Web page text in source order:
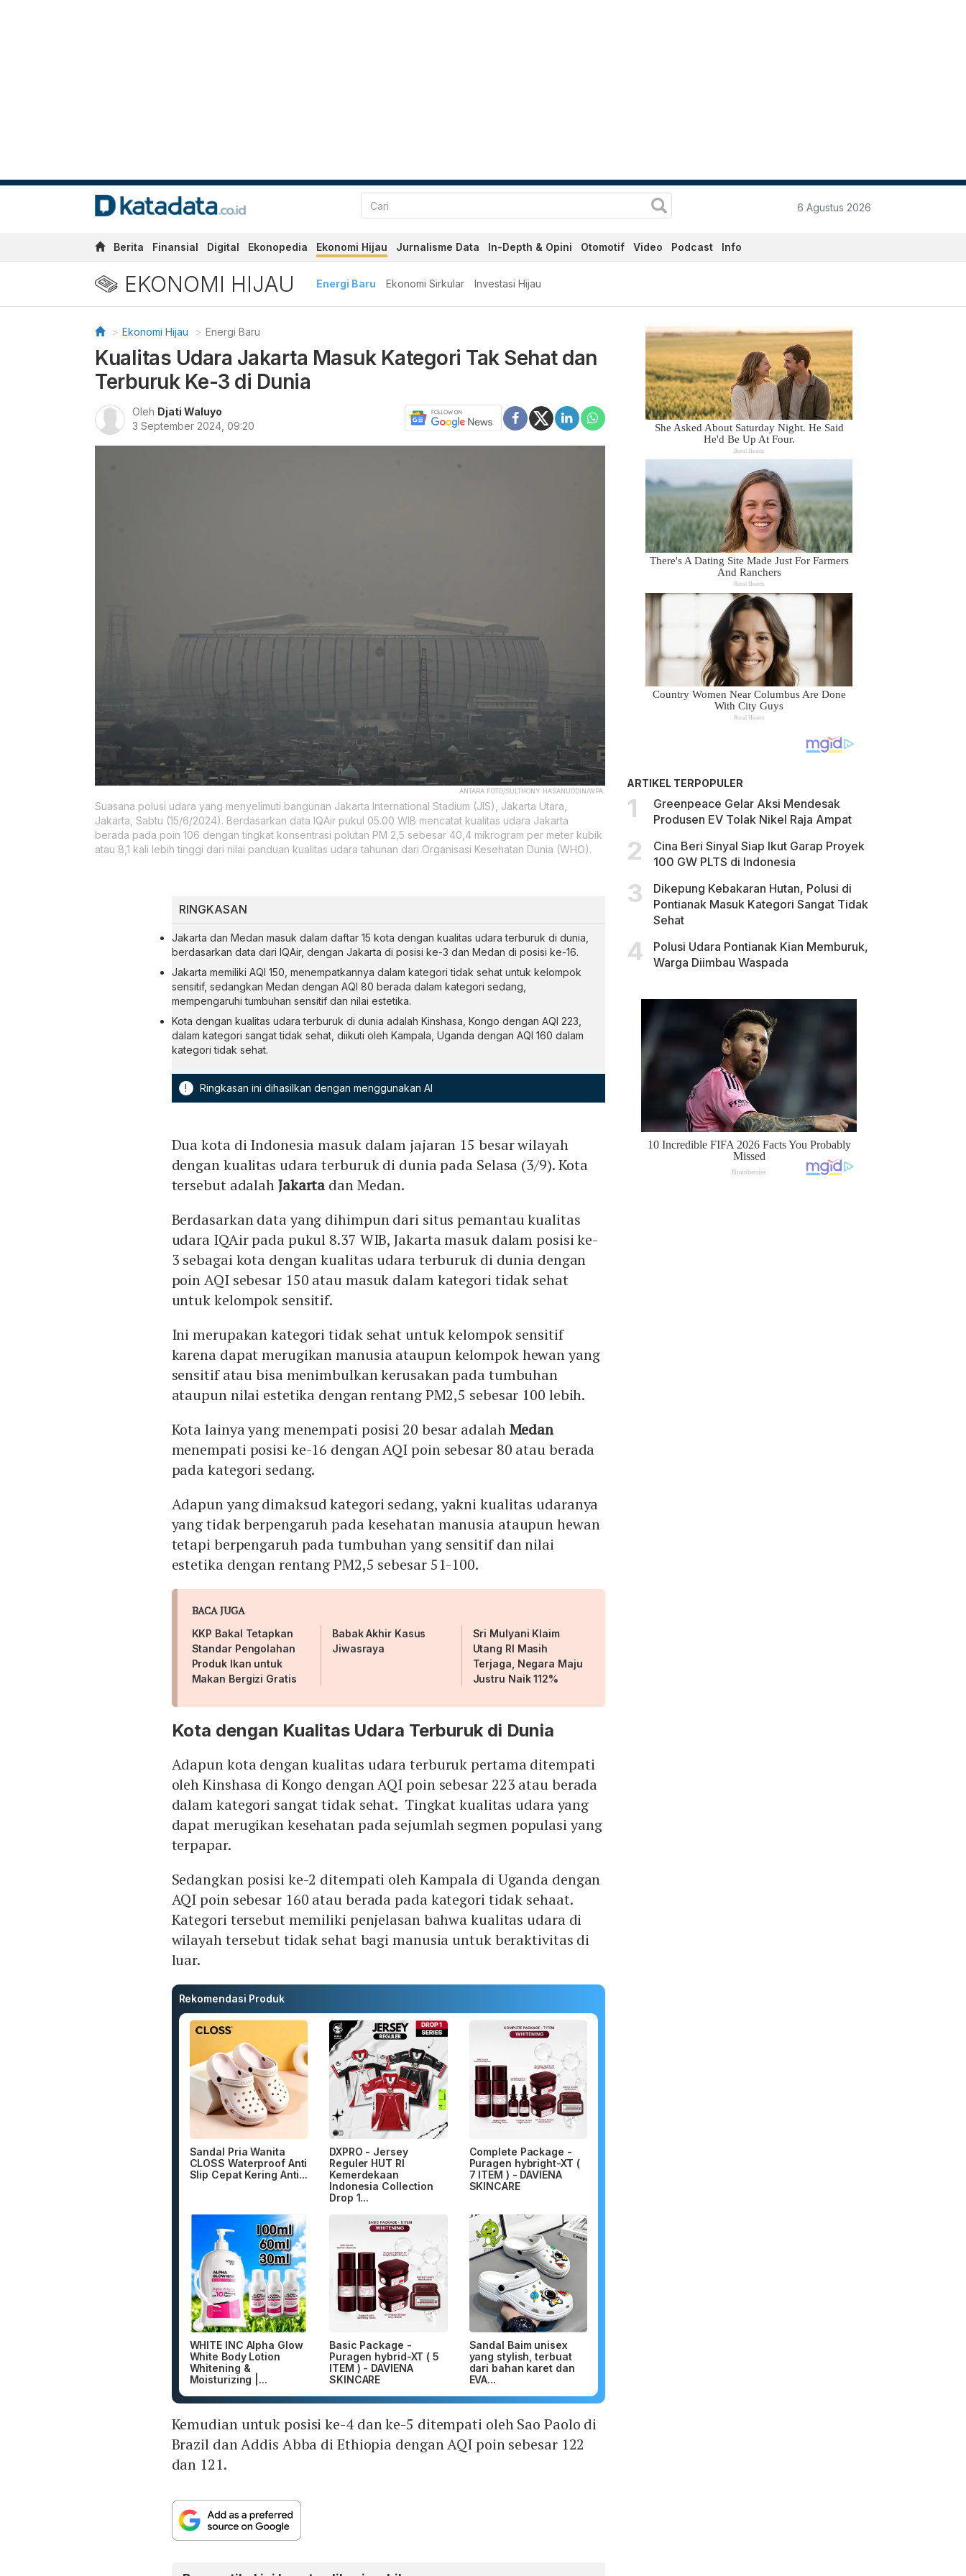
6 Agustus 2026
Berita Finansial Digital Ekonopedia Ekonomi Hijau Jurnalisme Data In-Depth & Opini Otomotif Video Podcast Info
EKONOMI HIJAU Energi Baru Ekonomi Sirkular Investasi Hijau
Ekonomi Hijau Energi Baru
Kualitas Udara Jakarta Masuk Kategori Tak Sehat dan
Terburuk Ke-3 di Dunia
Oleh Djati Waluyo
3 September 2024, 09:20
ANTARA FOTO/SULTHONY HASANUDDIN/WPA.
Suasana polusi udara yang menyelimuti bangunan Jakarta International Stadium (JIS), Jakarta Utara,
Jakarta, Sabtu (15/6/2024). Berdasarkan data IQAir pukul 05.00 WIB mencatat kualitas udara Jakarta
berada pada poin 106 dengan tingkat konsentrasi polutan PM 2,5 sebesar 40,4 mikrogram per meter kubik
atau 8,1 kali lebih tinggi dari nilai panduan kualitas udara tahunan dari Organisasi Kesehatan Dunia (WHO).
RINGKASAN
Jakarta dan Medan masuk dalam daftar 15 kota dengan kualitas udara terburuk di dunia,
berdasarkan data dari IQAir, dengan Jakarta di posisi ke-3 dan Medan di posisi ke-16.
Jakarta memiliki AQI 150, menempatkannya dalam kategori tidak sehat untuk kelompok
sensitif, sedangkan Medan dengan AQI 80 berada dalam kategori sedang,
mempengaruhi tumbuhan sensitif dan nilai estetika.
Kota dengan kualitas udara terburuk di dunia adalah Kinshasa, Kongo dengan AQI 223,
dalam kategori sangat tidak sehat, diikuti oleh Kampala, Uganda dengan AQI 160 dalam
kategori tidak sehat.
! Ringkasan ini dihasilkan dengan menggunakan AI
Dua kota di Indonesia masuk dalam jajaran 15 besar wilayah
dengan kualitas udara terburuk di dunia pada Selasa (3/9). Kota
tersebut adalahJakarta dan Medan.
Berdasarkan data yang dihimpun dari situs pemantau kualitas
udara IQAir pada pukul 8.37 WIB, Jakarta masuk dalam posisi ke-
3 sebagai kota dengan kualitas udara terburuk di dunia dengan
poin AQI sebesar 150 atau masuk dalam kategori tidak sehat
untuk kelompok sensitif.
Ini merupakan kategori tidak sehat untuk kelompok sensitif
karena dapat merugikan manusia ataupun kelompok hewan yang
sensitif atau bisa menimbulkan kerusakan pada tumbuhan
ataupun nilai estetika dengan rentang PM2,5 sebesar 100 lebih.
Kota lainya yang menempati posisi 20 besar adalahMedan
menempati posisi ke-16 dengan AQI poin sebesar 80 atau berada
pada kategori sedang.
Adapun yang dimaksud kategori sedang, yakni kualitas udaranya
yang tidak berpengaruh pada kesehatan manusia ataupun hewan
tetapi berpengaruh pada tumbuhan yang sensitif dan nilai
estetika dengan rentang PM2,5 sebesar 51-100.
BACA JUGA
KKP Bakal Tetapkan
Standar Pengolahan
Produk Ikan untuk
Makan Bergizi Gratis
Babak Akhir Kasus
Jiwasraya
Sri Mulyani Klaim
Utang RI Masih
Terjaga, Negara Maju
Justru Naik 112%
Kota dengan Kualitas Udara Terburuk di Dunia
Adapun kota dengan kualitas udara terburuk pertama ditempati
oleh Kinshasa di Kongo dengan AQI poin sebesar 223 atau berada
dalam kategori sangat tidak sehat. Tingkat kualitas udara yang
dapat merugikan kesehatan pada sejumlah segmen populasi yang
terpapar.
Sedangkan posisi ke-2 ditempati oleh Kampala di Uganda dengan
AQI poin sebesar 160 atau berada pada kategori tidak sehaat.
Kategori tersebut memiliki penjelasan bahwa kualitas udara di
wilayah tersebut tidak sehat bagi manusia untuk beraktivitas di
luar.
Rekomendasi Produk
Sandal Pria Wanita
CLOSS Waterproof Anti
Slip Cepat Kering Anti...
DXPRO - Jersey
Reguler HUT RI
Kemerdekaan
Indonesia Collection
Drop 1...
Complete Package -
Puragen hybright-XT (
7 ITEM ) - DAVIENA
SKINCARE
WHITE INC Alpha Glow
White Body Lotion
Whitening &
Moisturizing |...
Basic Package -
Puragen hybrid-XT ( 5
ITEM ) - DAVIENA
SKINCARE
Sandal Baim unisex
yang stylish, terbuat
dari bahan karet dan
EVA...
Kemudian untuk posisi ke-4 dan ke-5 ditempati oleh Sao Paolo di
Brazil dan Addis Abba di Ethiopia dengan AQI poin sebesar 122
dan 121.
ARTIKEL TERPOPULER
Greenpeace Gelar Aksi Mendesak
Produsen EV Tolak Nikel Raja Ampat
Cina Beri Sinyal Siap Ikut Garap Proyek
100 GW PLTS di Indonesia
Dikepung Kebakaran Hutan, Polusi di
Pontianak Masuk Kategori Sangat Tidak
Sehat
Polusi Udara Pontianak Kian Memburuk,
Warga Diimbau Waspada